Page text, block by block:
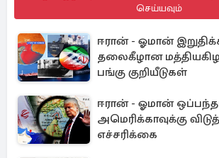
செய்யவும்
ஈரான் - ஓமான்
தலைகீழான
பங்கு குறியீடுகள்
ஈரான் - ஓமான்
அமெரிக்காவுக்கு
எச்சரிக்கை